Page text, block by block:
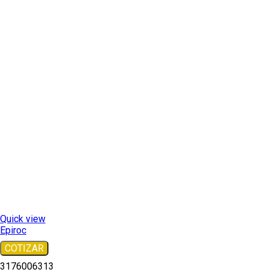
Quick view
Epiroc
COTIZAR
3176006313